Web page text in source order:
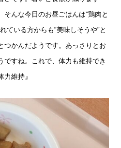
んな今日のお昼ごはんは”鶏肉と
ている方からも”美味しそうや”と
つかんだようです。あっさりとお
ですね。これで、体力も維持でき
力維持』